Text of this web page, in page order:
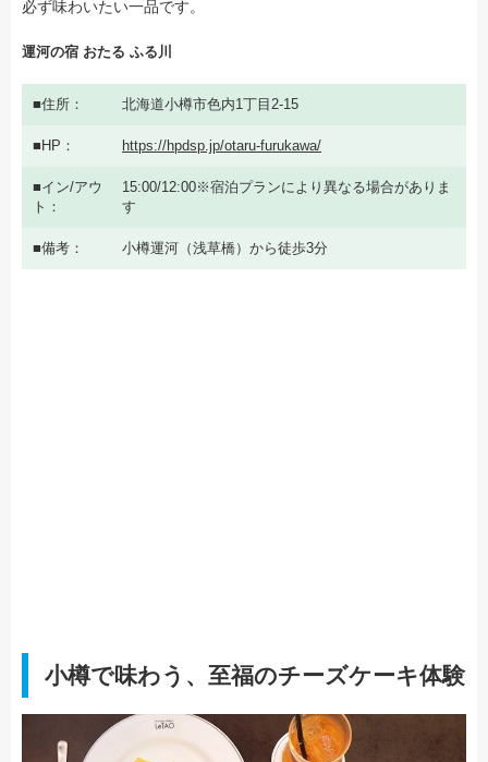
必ず味わいたい一品です。
運河の宿 おたる ふる川
住所 北海道小樽市色内1丁目2-15
HP https://hpdsp.jp/otaru-furukawa/
イン/アウ
ト
15:00/12:00※宿泊プランにより異なる場合がありま
す
備考 小樽運河（浅草橋）から徒歩3分
小樽で味わう、至福のチーズケーキ体験